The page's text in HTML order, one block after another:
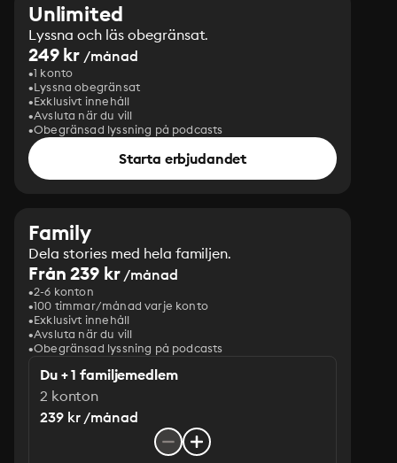
Unlimited
Lyssna och läs obegränsat.
249 kr /månad
1 konto
Lyssna obegränsat
Exklusivt innehåll
Avsluta när du vill
Obegränsad lyssning på podcasts
Starta erbjudandet
Family
Dela stories med hela familjen.
Från 239 kr/månad
2-6 konton
100 timmar/månad varje konto
Exklusivt innehåll
Avsluta när du vill
Obegränsad lyssning på podcasts
Du + 1 familjemedlem
2 konton
239 kr /månad